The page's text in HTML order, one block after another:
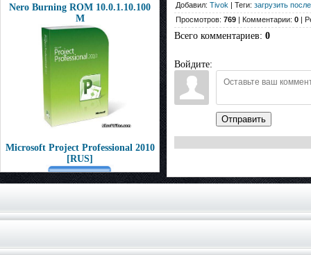
Nero Burning ROM 10.0.1.10.100
M
Microsoft Project Professional 2010
[RUS]
Добавил: Tivok | Теги: загрузить
Просмотров: 769 | Комментарии: 0 |
Всего комментариев: 0
Войдите:
Отправить